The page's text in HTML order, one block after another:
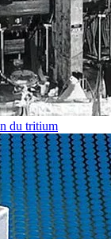
du tritium